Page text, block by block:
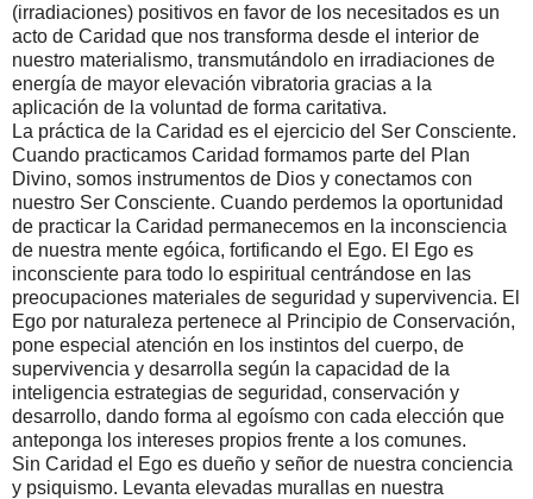
(irradiaciones) positivos en favor de los necesitados es un
acto de Caridad que nos transforma desde el interior de
nuestro materialismo, transmutándolo en irradiaciones de
energía de mayor elevación vibratoria gracias a la
aplicación de la voluntad de forma caritativa.
La práctica de la Caridad es el ejercicio del Ser Consciente.
Cuando practicamos Caridad formamos parte del Plan
Divino, somos instrumentos de Dios y conectamos con
nuestro Ser Consciente. Cuando perdemos la oportunidad
de practicar la Caridad permanecemos en la inconsciencia
de nuestra mente egóica, fortificando el Ego. El Ego es
inconsciente para todo lo espiritual centrándose en las
preocupaciones materiales de seguridad y supervivencia. El
Ego por naturaleza pertenece al Principio de Conservación,
pone especial atención en los instintos del cuerpo, de
supervivencia y desarrolla según la capacidad de la
inteligencia estrategias de seguridad, conservación y
desarrollo, dando forma al egoísmo con cada elección que
anteponga los intereses propios frente a los comunes.
Sin Caridad el Ego es dueño y señor de nuestra conciencia
y psiquismo. Levanta elevadas murallas en nuestra